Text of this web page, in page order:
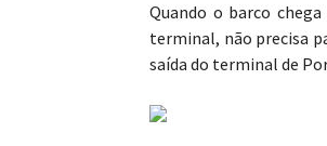
Quando o barco
terminal, não precisa
saída do terminal de